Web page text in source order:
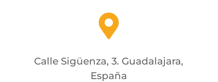

Calle Sigüenza, 3. Guadalajara,
España